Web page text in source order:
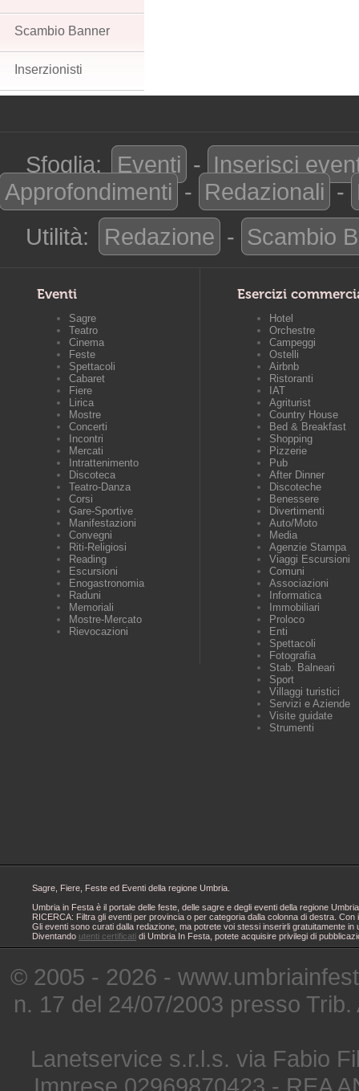
Scambio Banner
Inserzionisti
Sfoglia: Eventi - Inserisci
Approfondimenti - Redazionali -
Utilità:
Redazione - Scambio
Eventi
Sagre
Teatro
Cinema
Feste
Spettacoli
Cabaret
Fiere
Lirica
Mostre
Concerti
Incontri
Mercati
Intrattenimento
Discoteca
Teatro-Danza
Corsi
Gare-Sportive
Manifestazioni
Convegni
Riti-Religiosi
Reading
Escursioni
Enogastronomia
Raduni
Memoriali
Mostre-Mercato
Rievocazioni
Esercizi
Hotel
Orchestre
Campeggi
Ostelli
Airbnb
Ristoranti
IAT
Agriturist
Country House
Bed & Breakfast
Shopping
Pizzerie
Pub
After Dinner
Discoteche
Benessere
Divertimenti
Auto/Moto
Media
Agenzie Stampa
Viaggi Escursioni
Comuni
Associazioni
Informatica
Immobiliari
Proloco
Enti
Spettacoli
Fotografia
Stab. Balneari
Sport
Villaggi turistici
Servizi e Aziende
Visite guidate
Strumenti
Sagre, Fiere, Feste ed Eventi della regione Umbria.
Umbria in Festa è il portale delle feste, delle sagre e degli eventi della regione
RICERCA: Filtra gli eventi per provincia o per categoria dalla colonna di destra.
Gli eventi sono curati dalla redazione, ma potrete voi stessi inserirli gratuitamente
Diventando utenti certificati di Umbria In Festa, potete acquisire privilegi di
© 2005 - 2026 -
n. 17 del 24/07/2003 presso
Lanetservice s.r.l.s. via Fabio